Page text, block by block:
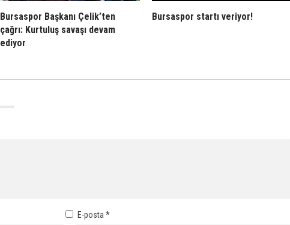
Bursaspor Başkanı Çelik’ten
çağrı: Kurtuluş savaşı devam
ediyor
Bursaspor startı veriyor!
E-posta *